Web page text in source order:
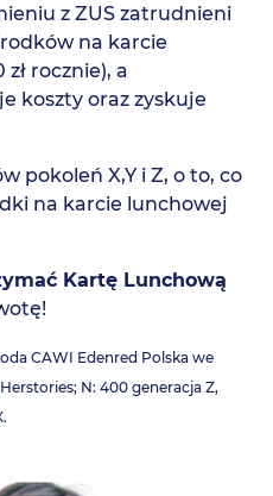
z ZUS zatrudnieni
na karcie
rocznie), a
koszty oraz zyskuje
pokoleń X,Y i Z, o to, co
na karcie lunchowej
Kartę Lunchową
CAWI Edenred Polska we
N: 400 generacja Z,